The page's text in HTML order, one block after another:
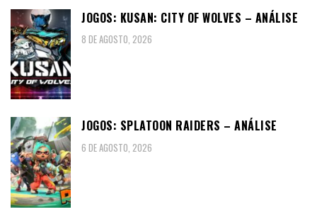
JOGOS: KUSAN: CITY OF WOLVES – ANÁLISE
8 DE AGOSTO, 2026
JOGOS: SPLATOON RAIDERS – ANÁLISE
6 DE AGOSTO, 2026